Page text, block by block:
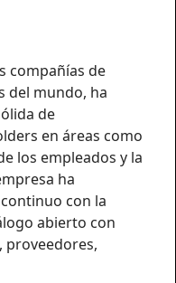
compañías de
del mundo, ha
de
en áreas como
los empleados y la
ha
con la
abierto con
proveedores,